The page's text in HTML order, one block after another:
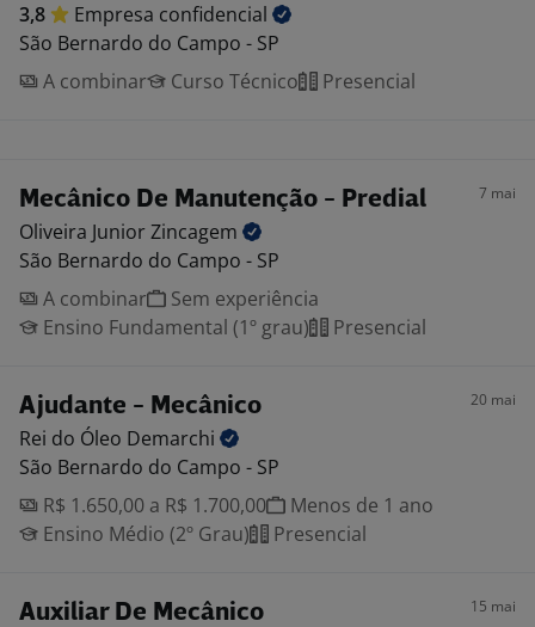
3,8 Empresa confidencial
São Bernardo do Campo - SP
A combinar
Curso Técnico Presencial
Mecânico De Manutenção - Predial 7 mai
Oliveira JuniorZincagem
São Bernardo do Campo - SP
A combinar
Sem experiência
Ensino Fundamental (1º grau)
Presencial
Ajudante - Mecânico 20 mai
Rei do Óleo Demarchi
São Bernardo do Campo - SP
R$ 1.650,00 a R$ 1.700,00
Menos de 1 ano
Ensino Médio (2º Grau)
Presencial
Auxiliar De Mecânico 15 mai